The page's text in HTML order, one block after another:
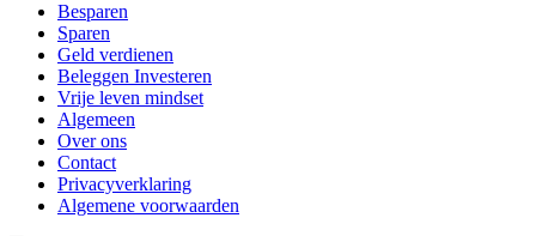
Besparen
Sparen
Geld verdienen
Beleggen Investeren
Vrije leven mindset
Algemeen
Over ons
Contact
Privacyverklaring
Algemene voorwaarden